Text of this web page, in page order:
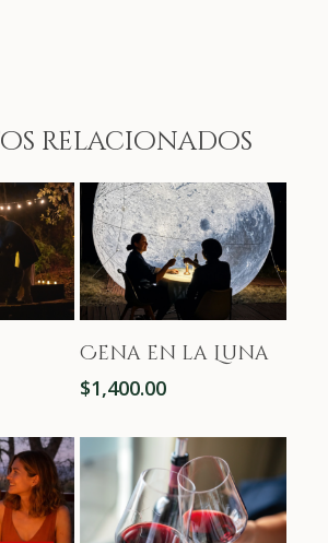
relacionados
Añadir Al Carrito
Cena en la Luna
$1,400.00